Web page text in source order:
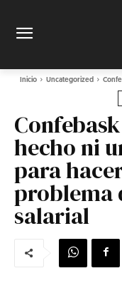
Inicio Uncategorized
hecho ni
para
problema
salarial